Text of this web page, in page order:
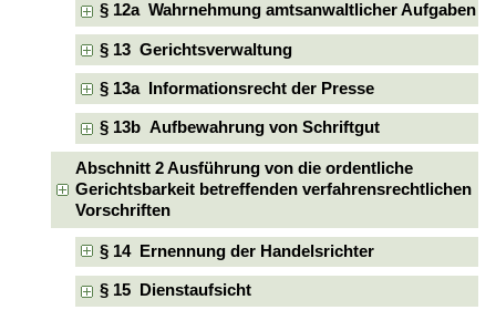
§ 12a Wahrnehmung amtsanwaltlicher Aufgaben
§ 13 Gerichtsverwaltung
§ 13a Informationsrecht der Presse
§ 13b Aufbewahrung von Schriftgut
Abschnitt 2 Ausführung von die ordentliche
Gerichtsbarkeit betreffenden verfahrensrechtlichen
Vorschriften
§ 14 Ernennung der Handelsrichter
§ 15 Dienstaufsicht